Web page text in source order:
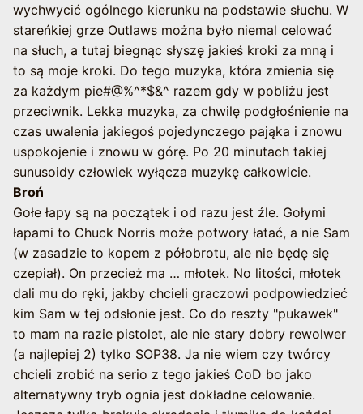
wychwycić ogólnego kierunku na podstawie słuchu. W
stareńkiej grze Outlaws można było niemal celować
na słuch, a tutaj biegnąc słyszę jakieś kroki za mną i
to są moje kroki. Do tego muzyka, która zmienia się
za każdym pie#@%^*$&^ razem gdy w pobliżu jest
przeciwnik. Lekka muzyka, za chwilę podgłośnienie na
czas uwalenia jakiegoś pojedynczego pająka i znowu
uspokojenie i znowu w górę. Po 20 minutach takiej
sunusoidy człowiek wyłącza muzykę całkowicie.
Broń
Gołe łapy są na początek i od razu jest źle. Gołymi
łapami to Chuck Norris może potwory łatać, a nie Sam
(w zasadzie to kopem z półobrotu, ale nie będę się
czepiał). On przecież ma … młotek. No litości, młotek
dali mu do ręki, jakby chcieli graczowi podpowiedzieć
kim Sam w tej odsłonie jest. Co do reszty "pukawek"
to mam na razie pistolet, ale nie stary dobry rewolwer
(a najlepiej 2) tylko SOP38. Ja nie wiem czy twórcy
chcieli zrobić na serio z tego jakieś CoD bo jako
alternatywny tryb ognia jest dokładne celowanie.